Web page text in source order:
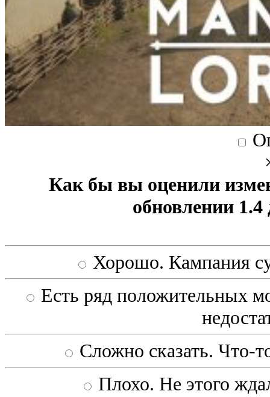
Как бы вы оценили
обновлении
Хорошо. Кампания
Есть ряд положительных
Сложно сказать. Что-
Плохо. Не этого